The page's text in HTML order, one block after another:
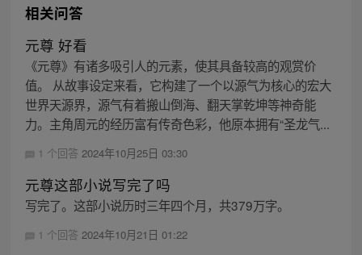
相关问答
元尊 好看
《元尊》有诸多吸引人的元素，使其具备较高的观赏价
值。 从故事设定来看，它构建了一个以源气为核心的宏大
世界天源界，源气有着搬山倒海、翻天掌乾坤等神奇能
力。主角周元的经历富有传奇色彩，他原本拥有“圣龙气...
1 个回答 2024年10月25日 03:30
元尊这部小说写完了吗
写完了。这部小说历时三年四个月，共379万字。
1 个回答 2024年10月21日 01:22